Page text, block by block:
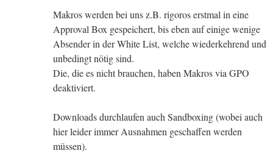
Makros werden bei uns z.B. rigoros erstmal in eine
Approval Box gespeichert, bis eben auf einige wenige
Absender in der White List, welche wiederkehrend und
unbedingt nötig sind.
Die, die es nicht brauchen, haben Makros via GPO
deaktiviert.
Downloads durchlaufen auch Sandboxing (wobei auch
hier leider immer Ausnahmen geschaffen werden
müssen).